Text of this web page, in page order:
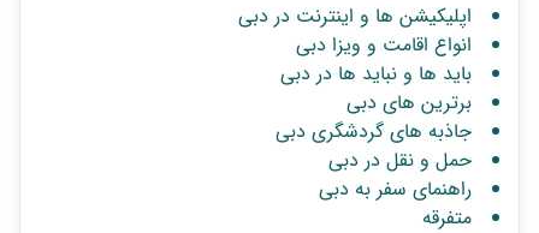
اپلیکیشن ها و اینترنت در دبی
انواع اقامت و ویزا دبی
باید ها و نباید ها در دبی
برترین های دبی
جاذبه های گردشگری دبی
حمل و نقل در دبی
راهنمای سفر به دبی
متفرقه